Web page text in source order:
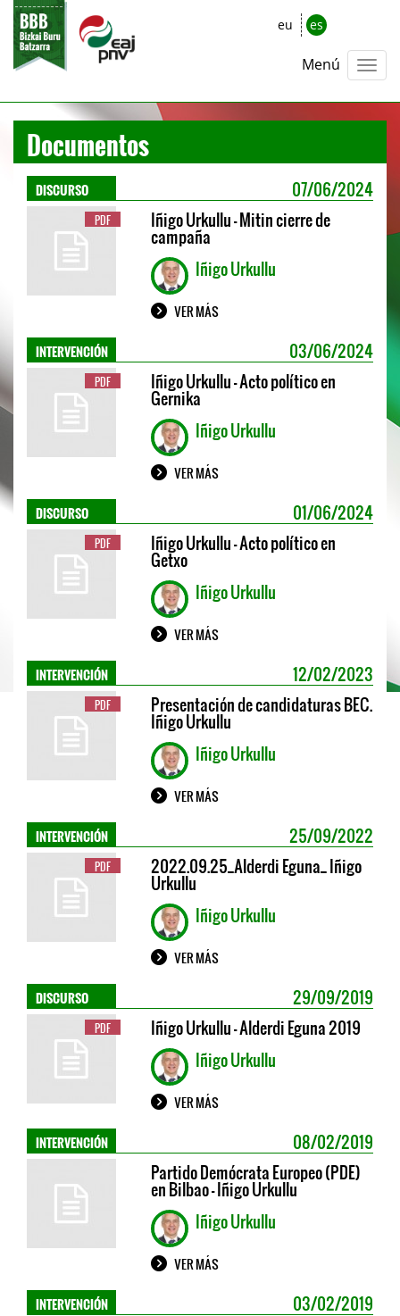
eu es
Menú
Documentos
DISCURSO 07/06/2024
PDF Iñigo Urkullu - Mitin cierre de
campaña
Iñigo Urkullu
VER MÁS
INTERVENCIÓN 03/06/2024
PDF Iñigo Urkullu - Acto político en
Gernika
Iñigo Urkullu
VER MÁS
DISCURSO 01/06/2024
PDF Iñigo Urkullu - Acto político en
Getxo
Iñigo Urkullu
VER MÁS
INTERVENCIÓN 12/02/2023
PDF Presentación de candidaturas BEC.
Iñigo Urkullu
Iñigo Urkullu
VER MÁS
INTERVENCIÓN 25/09/2022
PDF 2022.09.25_Alderdi Eguna_ Iñigo
Urkullu
Iñigo Urkullu
VER MÁS
DISCURSO 29/09/2019
PDF
Iñigo Urkullu - Alderdi Eguna 2019
Iñigo Urkullu
VER MÁS
INTERVENCIÓN
08/02/2019
Partido Demócrata Europeo (PDE)
en Bilbao - Iñigo Urkullu
Iñigo Urkullu
VER MÁS
INTERVENCIÓN
03/02/2019